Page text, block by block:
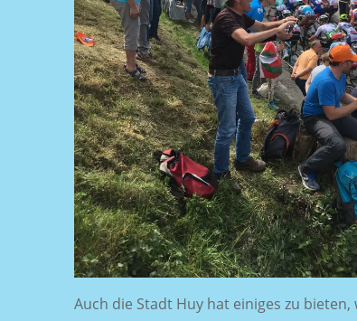
Auch die Stadt Huy hat einiges zu